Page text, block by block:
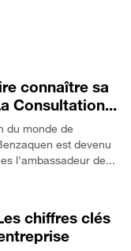
connaître sa
Consultation...
du monde de
est devenu
l'ambassadeur de...
chiffres clés